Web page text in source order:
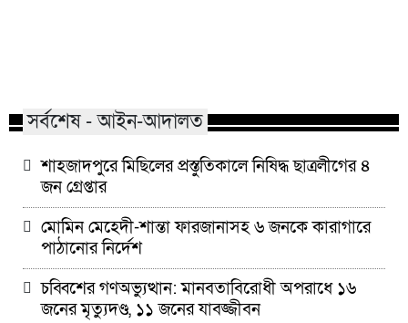
সর্বশেষ - আইন-আদালত
শাহজাদপুরে মিছিলের প্রস্তুতিকালে নিষিদ্ধ ছাত্রলীগের ৪
জন গ্রেপ্তার
মোমিন মেহেদী-শান্তা ফারজানাসহ ৬ জনকে কারাগারে
পাঠানোর নির্দেশ
চব্বিশের গণঅভ্যুত্থান: মানবতাবিরোধী অপরাধে ১৬
জনের মৃত্যুদণ্ড, ১১ জনের যাবজ্জীবন